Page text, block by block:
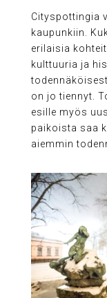
Cityspottingia
kaupunkiin.
erilaisia
kulttuuria ja
on jo tiennyt.
esille myös
paikoista saa
aiemmin